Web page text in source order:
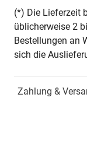
Seiten
Jahr
Fachdisziplin
(*) Die Lieferzeit
üblicherweise 2
Bestellungen an
sich die
Zahlung &